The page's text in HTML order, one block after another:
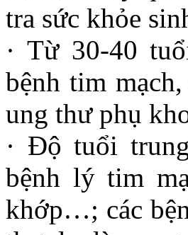
tra sức khỏe
· Từ 30-40
bệnh tim
ung thư phụ
· Độ tuổi
bệnh lý tim
khớp…; các